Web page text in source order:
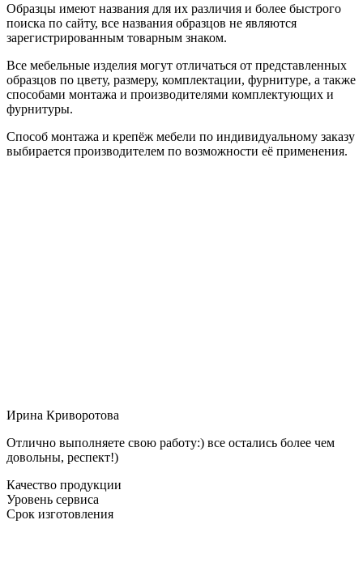
Образцы имеют названия для их различия и более быстрого
поиска по сайту, все названия образцов не являются
зарегистрированным товарным знаком.
Все мебельные изделия могут отличаться от представленных
образцов по цвету, размеру, комплектации, фурнитуре, а также
способами монтажа и производителями комплектующих и
фурнитуры.
Способ монтажа и крепёж мебели по индивидуальному заказу
выбирается производителем по возможности её применения.
Ирина Криворотова
Отлично выполняете свою работу:) все остались более чем
довольны, респект!)
Качество продукции
Уровень сервиса
Срок изготовления